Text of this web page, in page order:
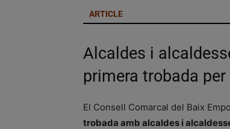
ARTICLE
Alcaldes i
primera trobada per
El Consell Comarcal del Baix
trobada amb alcaldes i